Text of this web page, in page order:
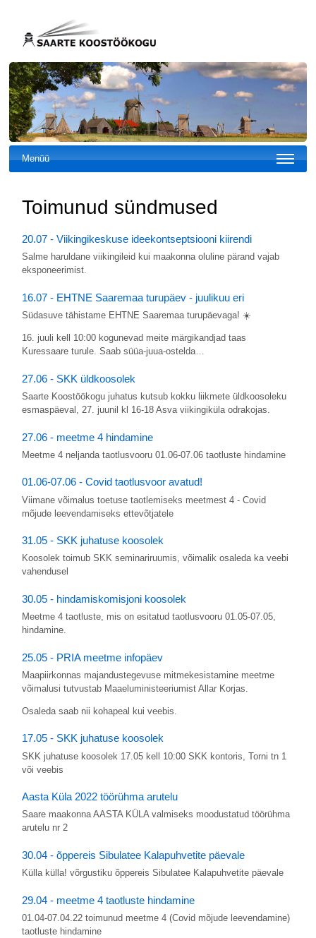
Menüü
Toimunud sündmused
20.07 - Viikingikeskuse ideekontseptsiooni kiirendi
Salme haruldane viikingileid kui maakonna oluline pärand vajab
eksponeerimist.
16.07 - EHTNE Saaremaa turupäev - juulikuu eri
Südasuve tähistame EHTNE Saaremaa turupäevaga! ☀️
16. juuli kell 10:00 kogunevad meite märgikandjad taas
Kuressaare turule. Saab süüa-juua-ostelda…
27.06 - SKK üldkoosolek
Saarte Koostöökogu juhatus kutsub kokku liikmete üldkoosoleku
esmaspäeval, 27. juunil kl 16-18 Asva viikingiküla odrakojas.
27.06 - meetme 4 hindamine
Meetme 4 neljanda taotlusvooru 01.06-07.06 taotluste hindamine
01.06-07.06 - Covid taotlusvoor avatud!
Viimane võimalus toetuse taotlemiseks meetmest 4 - Covid
mõjude leevendamiseks ettevõtjatele
31.05 - SKK juhatuse koosolek
Koosolek toimub SKK seminariruumis, võimalik osaleda ka veebi
vahendusel
30.05 - hindamiskomisjoni koosolek
Meetme 4 taotluste, mis on esitatud taotlusvooru 01.05-07.05,
hindamine.
25.05 - PRIA meetme infopäev
Maapiirkonnas majandustegevuse mitmekesistamine meetme
võimalusi tutvustab Maaeluministeeriumist Allar Korjas.
Osaleda saab nii kohapeal kui veebis.
17.05 - SKK juhatuse koosolek
SKK juhatuse koosolek 17.05 kell 10:00 SKK kontoris, Torni tn 1
või veebis
Aasta Küla 2022 töörühma arutelu
Saare maakonna AASTA KÜLA valmiseks moodustatud töörühma
arutelu nr 2
30.04 - õppereis Sibulatee Kalapuhvetite päevale
Külla külla! võrgustiku õppereis Sibulatee Kalapuhvetite päevale
29.04 - meetme 4 taotluste hindamine
01.04-07.04.22 toimunud meetme 4 (Covid mõjude leevendamine)
taotluste hindamine